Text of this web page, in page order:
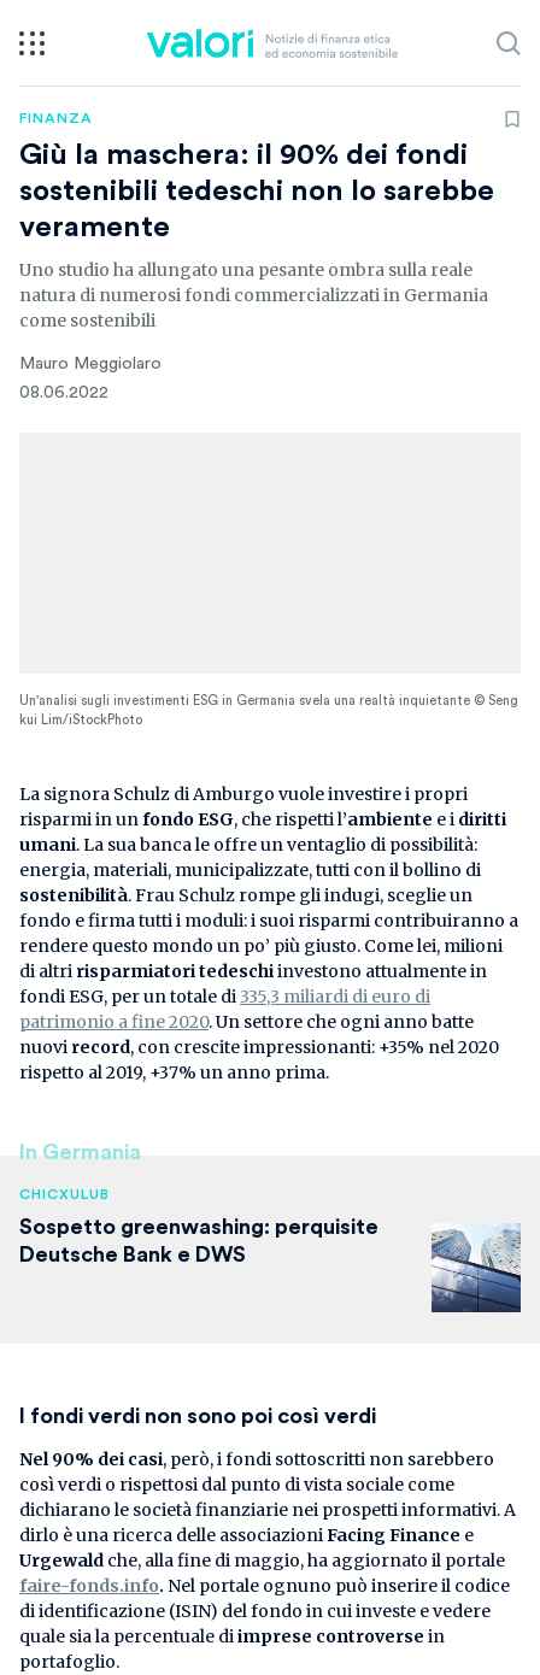
FINANZA
Giù la maschera: il 90% dei fondi
sostenibili tedeschi non lo sarebbe
veramente
Uno studio ha allungato una pesante ombra sulla reale
natura di numerosi fondi commercializzati in Germania
come sostenibili
Mauro Meggiolaro
08.06.2022
Un'analisi sugli investimenti ESG in Germania svela una realtà inquietante © Seng
kui Lim/iStockPhoto
La signora Schulz di Amburgo vuole investire i propri
risparmi in unfondo ESG, che rispetti l’ambiente e i diritti
umani. La sua banca le offre un ventaglio di possibilità:
energia, materiali, municipalizzate, tutti con il bollino di
sostenibilità. Frau Schulz rompe gli indugi, sceglie un
fondo e firma tutti i moduli: i suoi risparmi contribuiranno a
rendere questo mondo un po’ più giusto. Come lei, milioni
di altri risparmiatori tedeschiinvestono attualmente in
fondi ESG, per un totale di335,3 miliardi di euro di
patrimonio a fine 2020. Un settore che ogni anno batte
nuovi record, con crescite impressionanti: +35% nel 2020
rispetto al 2019, +37% un anno prima.
In Germania
CHICXULUB
Sospetto greenwashing: perquisite
Deutsche Bank e DWS
I fondi verdi non sono poi così verdi
Nel 90% dei casi, però, i fondi sottoscritti non sarebbero
così verdi o rispettosi dal punto di vista sociale come
dichiarano le società finanziarie nei prospetti informativi. A
dirlo è una ricerca delle associazioniFacing Finance e
Urgewald che, alla fine di maggio, ha aggiornato il portale
faire-fonds.info. Nel portale ognuno può inserire il codice
di identificazione (ISIN) del fondo in cui investe e vedere
quale sia la percentuale diimprese controverse in
portafoglio.